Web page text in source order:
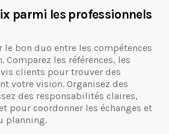
parmi les professionnels
le bon duo entre les compétences
les références, les
clients pour trouver des
votre vision. Organisez des
des responsabilités claires,
pour coordonner les échanges et
planning.